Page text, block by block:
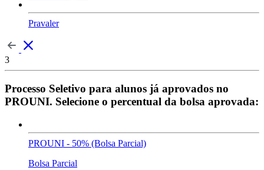
Pravaler
3
Processo Seletivo para alunos já aprovados no
PROUNI. Selecione o percentual da bolsa aprovada:
PROUNI - 50% (Bolsa Parcial)
Bolsa Parcial